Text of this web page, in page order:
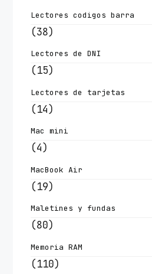
Lectores codigos barra
(38)
Lectores de DNI
(15)
Lectores de tarjetas
(14)
Mac mini
(4)
MacBook Air
(19)
Maletines y fundas
(80)
Memoria RAM
(110)